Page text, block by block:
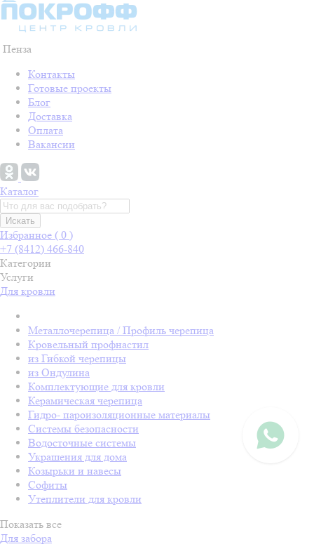
Пенза
Контакты
Готовые проекты
Блог
Доставка
Оплата
Вакансии
Каталог
Искать
Избранное ( 0 )
+7 (8412) 466-840
Категории
Услуги
Для кровли
Металлочерепица / Профиль черепица
Кровельный профнастил
из Гибкой черепицы
из Ондулина
Комплектующие для кровли
Керамическая черепица
Гидро- пароизоляционные материалы
Системы безопасности
Водосточные системы
Украшения для дома
Козырьки и навесы
Софиты
Утеплители для кровли
Показать все
Для забора